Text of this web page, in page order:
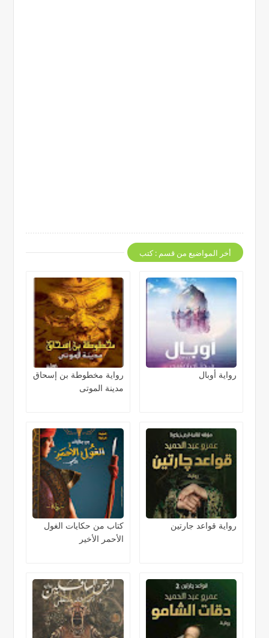
أخر المواضيع من قسم : كتب
رواية أوبال
رواية مخطوطة بن إسحاق
مدينة الموتى
رواية قواعد جارتين
كتاب من حكايات الغول
الأحمر الأخير